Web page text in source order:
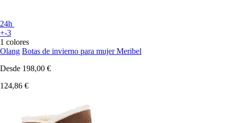
24h
+-3
1 colores
Olang Botas de invierno para mujer Meribel
Desde 198,00 €
124,86 €